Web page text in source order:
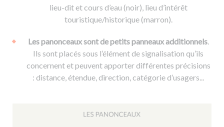
lieu-dit et cours d’eau (noir), lieu d’intérêt
touristique/historique (marron).
Les panonceaux sont de petits panneaux additionnels.
Ils sont placés sous l’élément de signalisation qu’ils
concernent et peuvent apporter différentes précisions
: distance, étendue, direction, catégorie d’usagers...